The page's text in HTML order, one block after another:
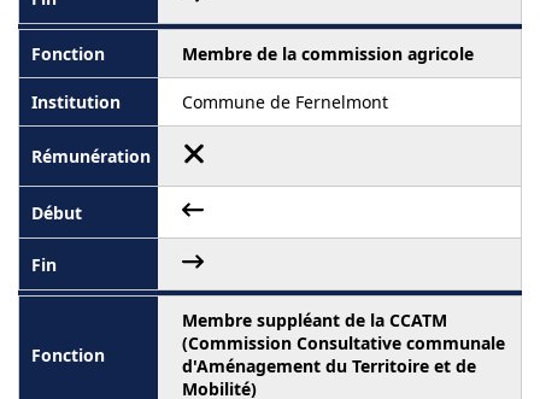
Membre de la commission agricole
Commune de Fernelmont
Membre suppléant de la CCATM
(Commission Consultative communale
d'Aménagement du Territoire et de
Mobilité)